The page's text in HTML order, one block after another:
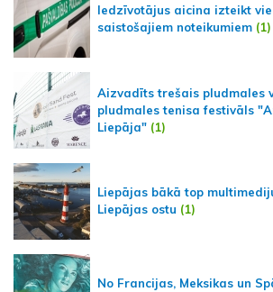
Iedzīvotājus aicina izteikt
saistošajiem noteikumiem (1)
Aizvadīts trešais pludmales
pludmales tenisa festivāls
Liepāja" (1)
Liepājas bākā top
Liepājas ostu (1)
No Francijas, Meksikas un